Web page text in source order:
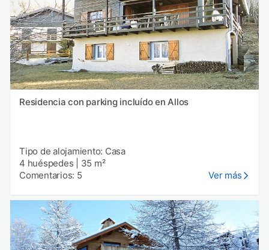
Residencia con parking incluído en Allos
Tipo de alojamiento: Casa
4 huéspedes
35 m²
Comentarios: 5
Ver más